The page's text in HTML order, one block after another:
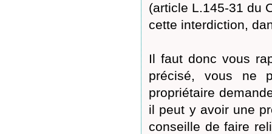
(article L.145-31 du
cette interdiction,
Il faut donc vous
précisé, vous ne
propriétaire
il peut y avoir une
conseille de faire